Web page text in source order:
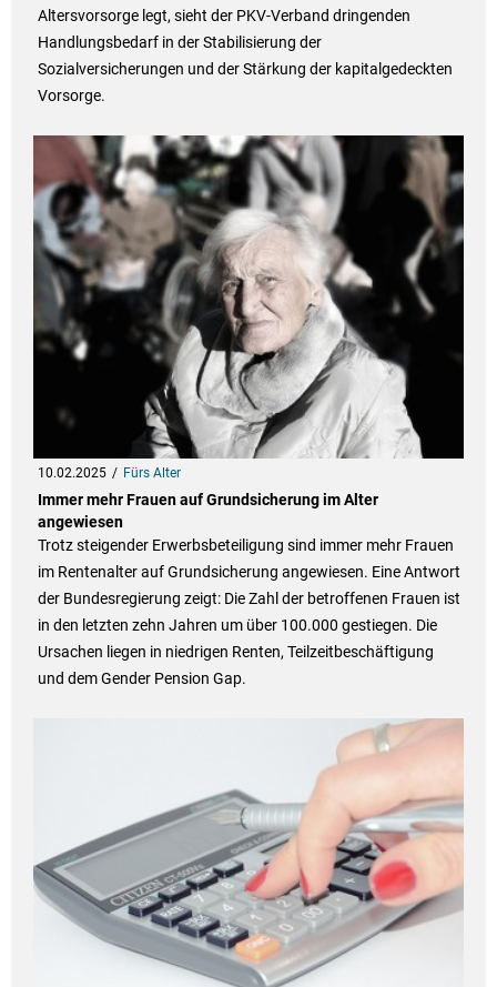
Altersvorsorge legt, sieht der PKV-Verband dringenden
Handlungsbedarf in der Stabilisierung der
Sozialversicherungen und der Stärkung der kapitalgedeckten
Vorsorge.
10.02.2025 Fürs Alter
Immer mehr Frauen auf Grundsicherung im Alter
angewiesen
Trotz steigender Erwerbsbeteiligung sind immer mehr Frauen
im Rentenalter auf Grundsicherung angewiesen. Eine Antwort
der Bundesregierung zeigt: Die Zahl der betroffenen Frauen ist
in den letzten zehn Jahren um über 100.000 gestiegen. Die
Ursachen liegen in niedrigen Renten, Teilzeitbeschäftigung
und dem Gender Pension Gap.